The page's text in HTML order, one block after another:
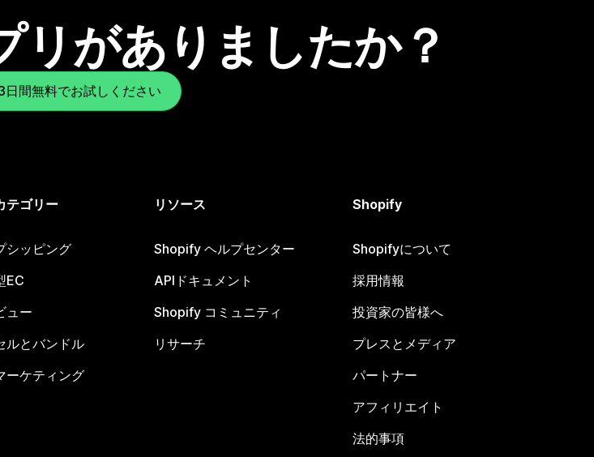
リがありましたか？
間無料でお試しください
テゴリー
シッピング
EC
ュー
ルとバンドル
ーケティング
リソース
Shopify ヘルプセンター
APIドキュメント
Shopify コミュニティ
リサーチ
Shopify
Shopifyについて
採用情報
投資家の皆様へ
プレスとメディア
パートナー
アフィリエイト
法的事項